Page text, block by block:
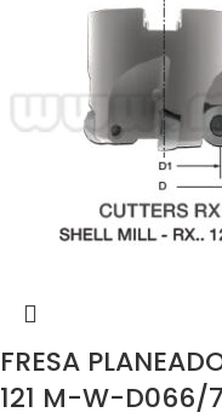
FRESA
121 M-W-D066/7